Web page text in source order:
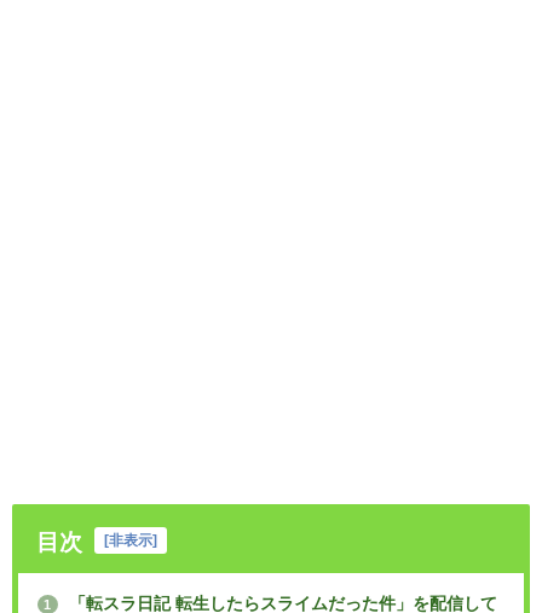
目次 [非表示]
1
「転スラ日記 転生したらスライムだった件」を配信して